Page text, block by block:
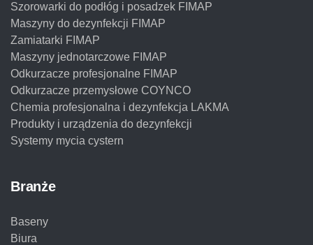
Szorowarki do podłóg i posadzek FIMAP
Maszyny do dezynfekcji FIMAP
Zamiatarki FIMAP
Maszyny jednotarczowe FIMAP
Odkurzacze profesjonalne FIMAP
Odkurzacze przemysłowe COYNCO
Chemia profesjonalna i dezynfekcja LAKMA
Produkty i urządzenia do dezynfekcji
Systemy mycia cystern
Branże
Baseny
Biura